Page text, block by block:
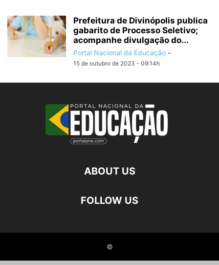
Prefeitura de Divinópolis publica
gabarito de Processo Seletivo;
acompanhe divulgação do...
Portal Nacional da Educação -
15 de outubro de 2023 - 09:14h
ABOUT US
FOLLOW US
©